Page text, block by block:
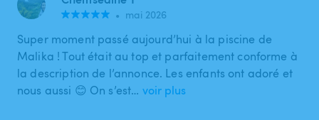
• mai 2026
Super moment passé aujourd’hui à la piscine de
Malika ! Tout était au top et parfaitement conforme à
la description de l’annonce. Les enfants ont adoré et
nous aussi 😊 On s’est… voir plus